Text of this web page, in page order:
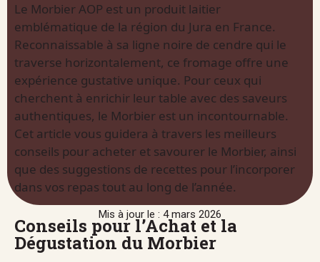
Mis à jour le : 4 mars 2026
Le Morbier AOP est un produit laitier
emblématique de la région du Jura en France.
Reconnaissable à sa ligne noire de cendre qui le
traverse horizontalement, ce fromage offre une
expérience gustative unique. Pour ceux qui
cherchent à enrichir leur table avec des saveurs
authentiques, le Morbier est un incontournable.
Cet article vous guidera à travers les meilleurs
conseils pour acheter et savourer le Morbier, ainsi
que des suggestions de recettes pour l’incorporer
dans vos repas tout au long de l’année.
Conseils pour l’Achat et la
Dégustation du Morbier